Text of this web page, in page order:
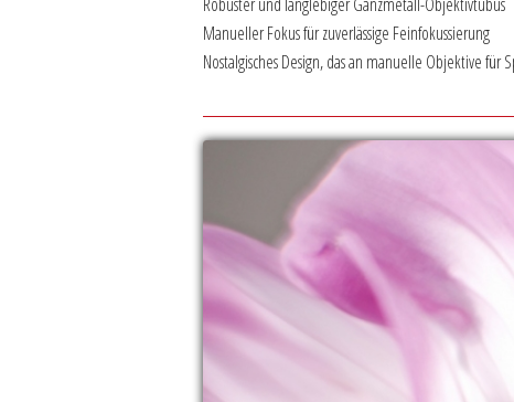
Manueller Fokus für zuverlässige Feinfokussierung
Nostalgisches Design, das an manuelle Objektive für